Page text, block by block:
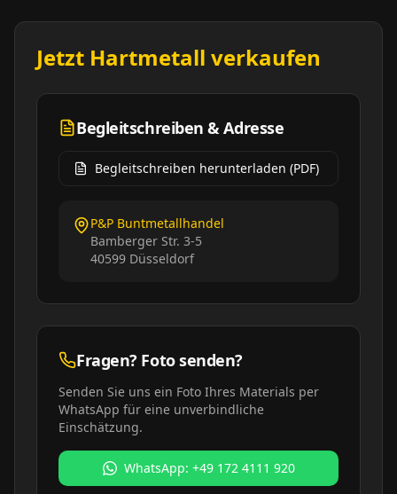
Jetzt Hartmetall verkaufen
Begleitschreiben & Adresse
Begleitschreiben herunterladen (PDF)
P&P Buntmetallhandel
Bamberger Str. 3-5
40599 Düsseldorf
Fragen? Foto senden?
Senden Sie uns ein Foto Ihres Materials per
WhatsApp für eine unverbindliche
Einschätzung.
WhatsApp: +49 172 4111 920